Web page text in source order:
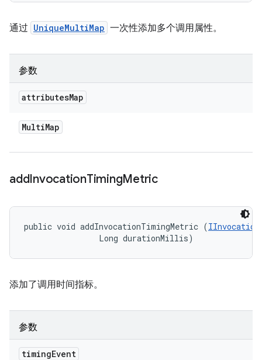
通过 UniqueMultiMap 一次性添加多个调用属性。
参数
attributesMap
MultiMap
addInvocationTimingMetric
public void addInvocationTimingMetric (
                Long durationMillis)
添加了调用时间指标。
参数
timingEvent